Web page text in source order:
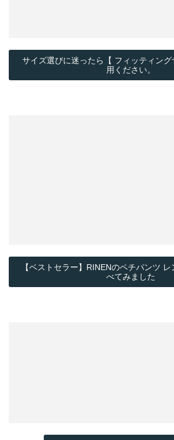
サイズ選びに迷ったら【 フィッティング
用ください。
【ベストセラー】RINENのペチパンツ
べてみました